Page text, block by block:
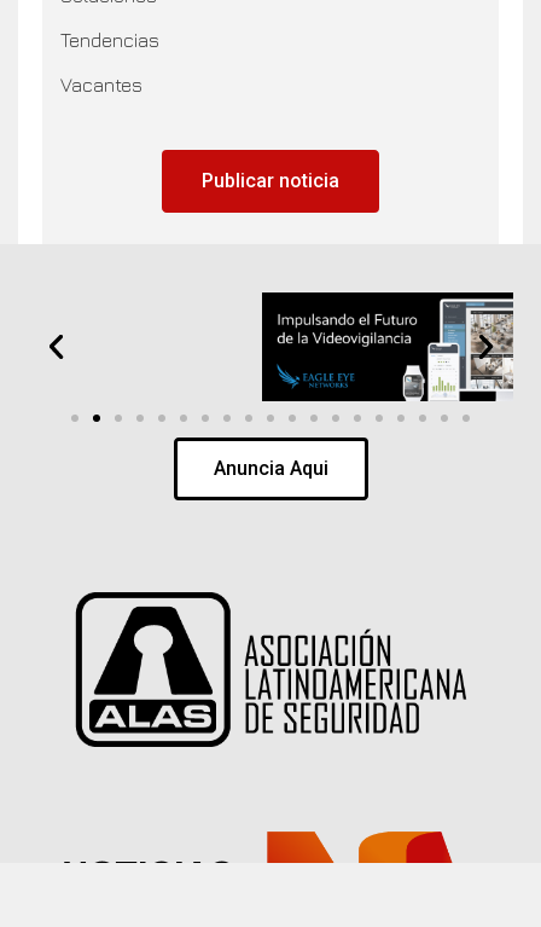
Tendencias
Vacantes
Publicar noticia
Anuncia Aqui